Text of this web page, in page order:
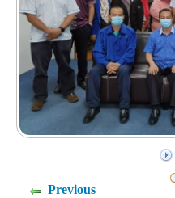
Previous